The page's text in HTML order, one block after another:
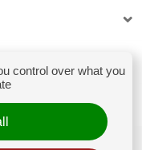
control over what you